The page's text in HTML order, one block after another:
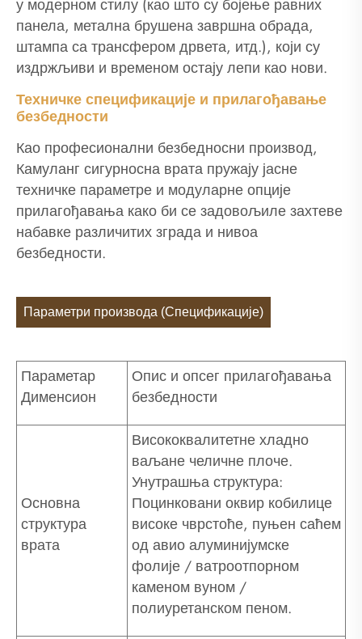
у модерном стилу (као што су бојење равних
панела, метална брушена завршна обрада,
штампа са трансфером дрвета, итд.), који су
издржљиви и временом остају лепи као нови.
Техничке спецификације и прилагођавање
безбедности
Као професионални безбедносни производ,
Камуланг сигурносна врата пружају јасне
техничке параметре и модуларне опције
прилагођавања како би се задовољиле захтеве
набавке различитих зграда и нивоа
безбедности.
Параметри производа (Спецификације)
Параметар
Дименсион
Опис и опсег прилагођавања
безбедности
Основна
структура
врата
Висококвалитетне хладно
ваљане челичне плоче.
Унутрашња структура:
Поцинковани оквир кобилице
високе чврстоће, пуњен саћем
од авио алуминијумске
фолије / ватроотпорном
каменом вуном /
полиуретанском пеном.